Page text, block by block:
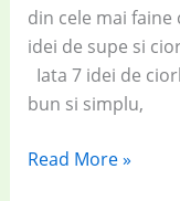
din cele mai
idei de supe si
Iata 7 idei de
bun si simplu,
7
Read More »